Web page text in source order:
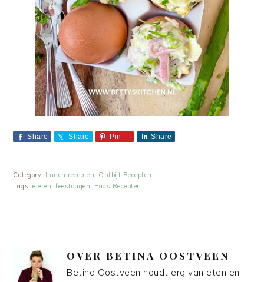
Share Share Pin Share
Category: Lunch recepten
Ontbijt Recepten
Tags:eieren ,feestdagen Paas Recepten
OVER BETINA OOSTVEEN
Betina Oostveen houdt erg van eten en